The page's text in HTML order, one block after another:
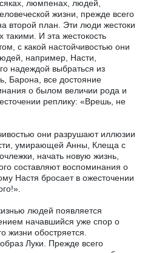
люмпенах, людей,
жизни, прежде всего
второй план. Эти люди жестоки
такими. И эта жестокость
с какой настойчивостью они
например, Насти,
надеждой выбраться из
Барона, все достояние
о былом величии рода и
реплику: «Врешь, не
они разрушают иллюзии
умирающей Анны, Клеща с
начать новую жизнь,
составляют воспоминания о
Настя бросает в ожесточении
людей появляется
начавшийся уже спор о
жизни обостряется.
Луки. Прежде всего